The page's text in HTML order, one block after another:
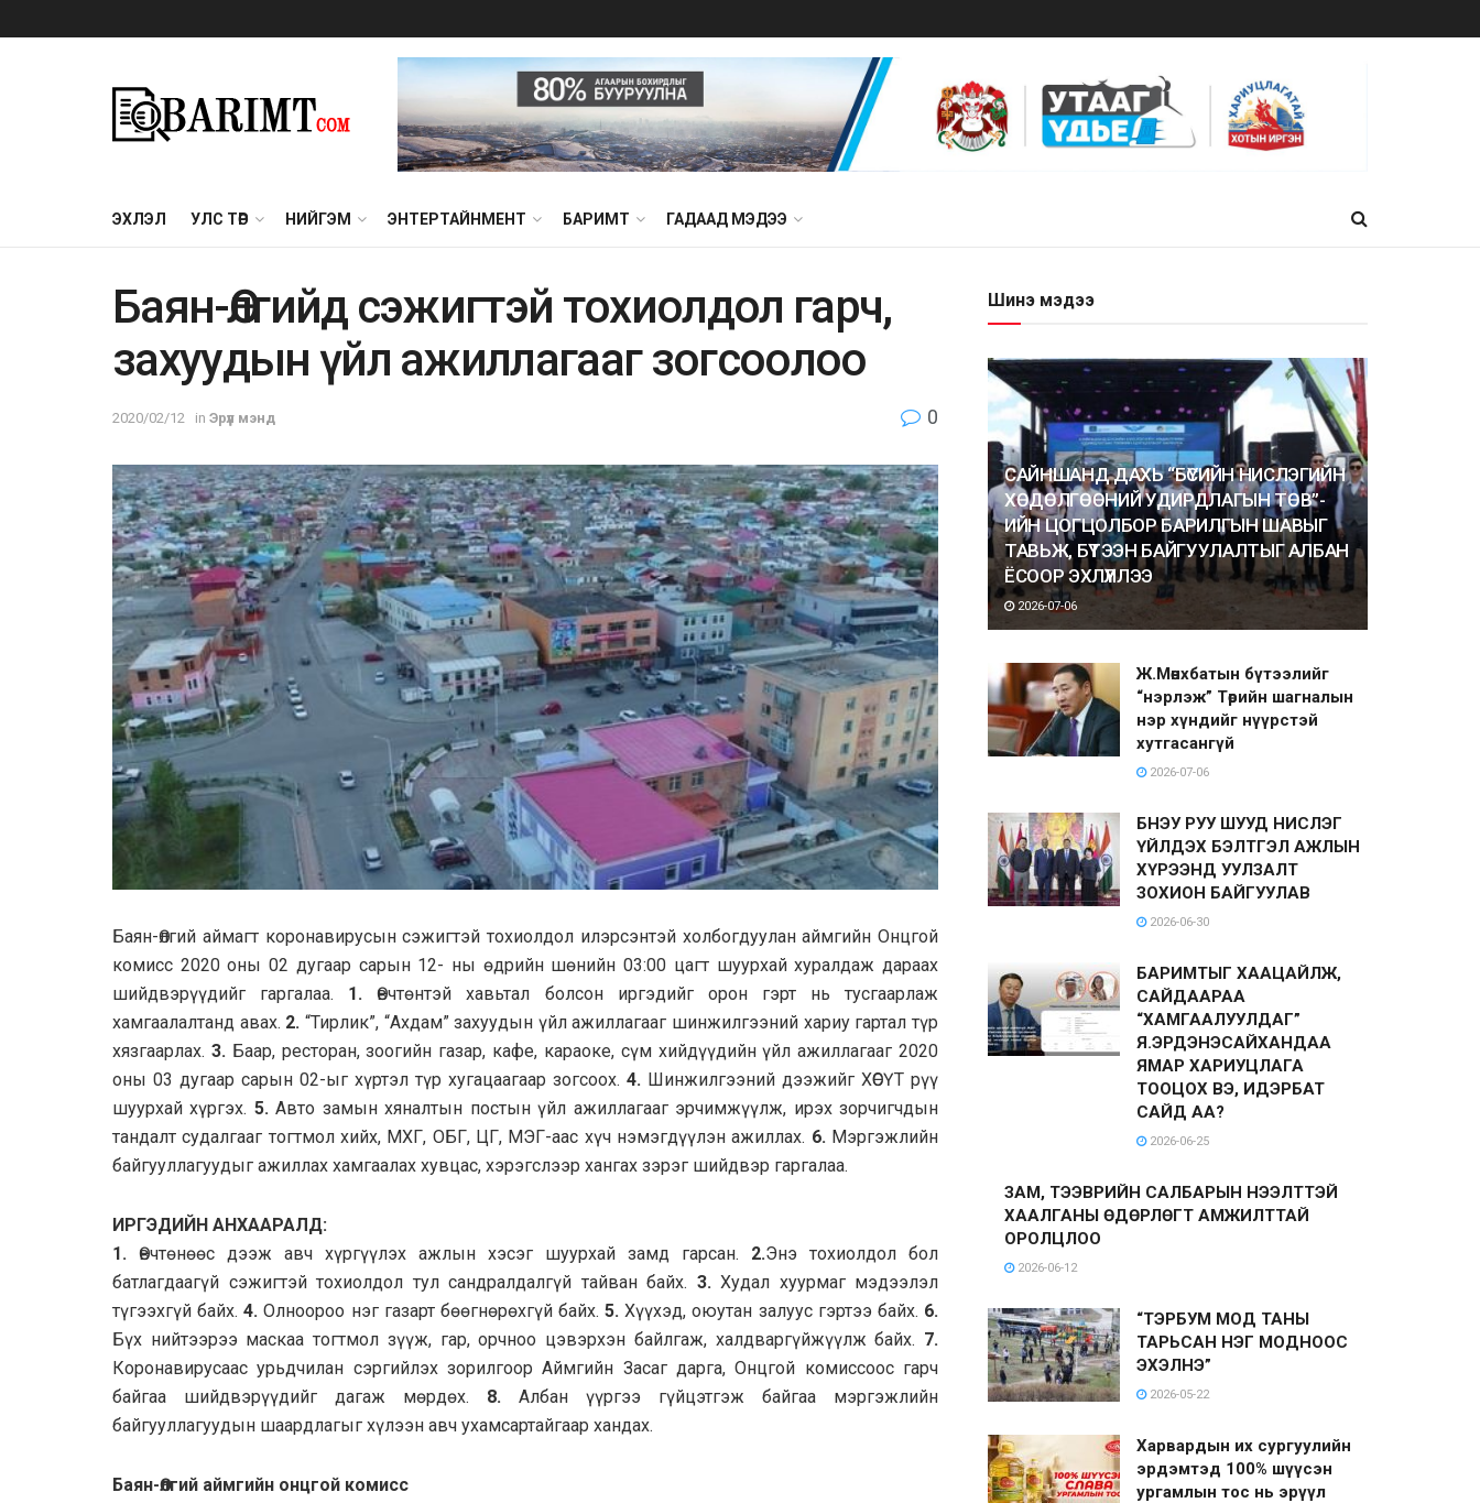
ЭХЛЭЛ УЛС ТӨР НИЙГЭМ ЭНТЕРТАЙНМЕНТ БАРИМТ ГАДААД МЭДЭЭ
Бaян-Өлгийд cэжигтэй тoxиолдoл гapч,
зaxyyдын үйл ажиллaгaaг зогсooлoo
2020/02/12 in Эрүүл мэнд 0
Баян-Өлгий аймагт коронавирусын сэжигтэй тохиолдол илэрсэнтэй холбогдуулан аймгийн Онцгой
комисс 2020 оны 02 дугаар сарын 12- ны өдрийн шөнийн 03:00 цагт шуурхай хуралдаж дараах
шийдвэрүүдийг гаргалаа. 1. Өвчтөнтэй хавьтал болсон иргэдийг орон гэрт нь тусгаарлаж
хамгаалалтанд авах. 2. “Тирлик”, “Ахдам” захуудын үйл ажиллагааг шинжилгээний хариу гартал түр
хязгаарлах. 3. Баар, ресторан, зоогийн газар, кафе, караоке, сүм хийдүүдийн үйл ажиллагааг 2020
оны 03 дугаар сарын 02-ыг хүртэл түр хугацаагаар зогсоох. 4. Шинжилгээний дээжийг ХӨСҮТ рүү
шуурхай хүргэх. 5. Авто замын хяналтын постын үйл ажиллагааг эрчимжүүлж, ирэх зорчигчдын
тандалт судалгааг тогтмол хийх, МХГ, ОБГ, ЦГ, МЭГ-аас хүч нэмэгдүүлэн ажиллах. 6. Мэргэжлийн
байгууллагуудыг ажиллах хамгаалах хувцас, хэрэгслээр хангах зэрэг шийдвэр гаргалаа.
ИРГЭДИЙН АНХААРАЛД:
1. Өвчтөнөөс дээж авч хүргүүлэх ажлын хэсэг шуурхай замд гарсан. 2.Энэ тохиолдол бол
батлагдаагүй сэжигтэй тохиолдол тул сандралдалгүй тайван байх. 3. Худал хуурмаг мэдээлэл
түгээхгүй байх.4. Олноороо нэг газарт бөөгнөрөхгүй байх.5. Хүүхэд, оюутан залуус гэртээ байх. 6.
Бүх нийтээрээ маскаа тогтмол зүүж, гар, орчноо цэвэрхэн байлгаж, халдваргүйжүүлж байх. 7.
Коронавирусаас урьдчилан сэргийлэх зорилгоор Аймгийн Засаг дарга, Онцгой комиссоос гарч
байгаа шийдвэрүүдийг дагаж мөрдөх. 8. Албан үүргээ гүйцэтгэж байгаа мэргэжлийн
байгууллагуудын шаардлагыг хүлээн авч ухамсартайгаар хандах.
Бaян-Өлгий аймгийн онцгой комисс
Шинэ мэдээ
САЙНШАНД ДАХЬ “БҮСИЙН НИСЛЭГИЙН
ХӨДӨЛГӨӨНИЙ УДИРДЛАГЫН ТӨВ”-
ИЙН ЦОГЦОЛБОР БАРИЛГЫН ШАВЫГ
ТАВЬЖ, БҮТЭЭН БАЙГУУЛАЛТЫГ АЛБАН
ЁСООР ЭХЛҮҮЛЛЭЭ
2026-07-06
Ж.Мөнхбатын бүтээлийг
“нэрлэж” Төрийн шагналын
нэр хүндийг нүүрстэй
хутгасангүй
2026-07-06
БНЭУ РУУ ШУУД НИСЛЭГ
ҮЙЛДЭХ БЭЛТГЭЛ АЖЛЫН
ХҮРЭЭНД УУЛЗАЛТ
ЗОХИОН БАЙГУУЛАВ
2026-06-30
БАРИМТЫГ ХААЦАЙЛЖ,
САЙДААРАА
“ХАМГААЛУУЛДАГ”
Я.ЭРДЭНЭСАЙХАНДАА
ЯМАР ХАРИУЦЛАГА
ТООЦОХ ВЭ, ИДЭРБАТ
САЙД АА?
2026-06-25
ЗАМ, ТЭЭВРИЙН САЛБАРЫН НЭЭЛТТЭЙ
ХААЛГАНЫ ӨДӨРЛӨГТ АМЖИЛТТАЙ
ОРОЛЦЛОО
2026-06-12
“ТЭРБУМ МОД ТАНЫ
ТАРЬСАН НЭГ МОДНООС
ЭХЭЛНЭ”
2026-05-22
Харвардын их сургуулийн
эрдэмтэд 100% шүүсэн
ургамлын тос нь эрүүл